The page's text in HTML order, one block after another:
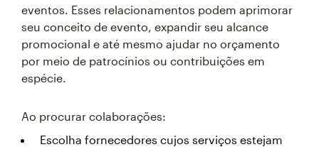
eventos. Esses relacionamentos podem aprimorar
seu conceito de evento, expandir seu alcance
promocional e até mesmo ajudar no orçamento
por meio de patrocínios ou contribuições em
espécie.
Ao procurar colaborações:
Escolha fornecedores cujos serviços estejam